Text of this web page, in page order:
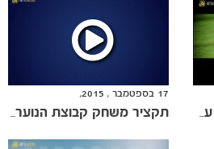
17 בספטמבר , 2015,